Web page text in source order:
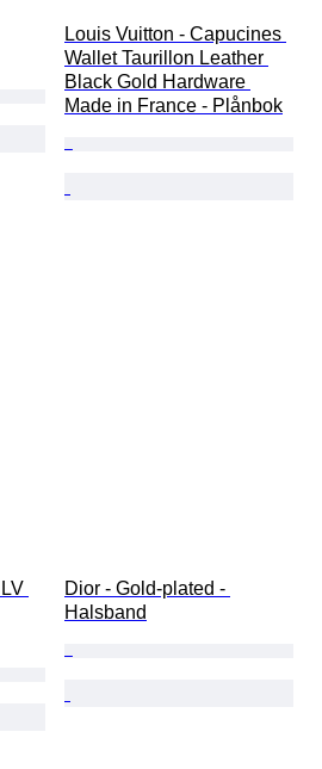
Louis Vuitton - Capucines
Wallet Taurillon Leather
Black Gold Hardware
Made in France - Plånbok
Dior - Gold-plated -
Halsband